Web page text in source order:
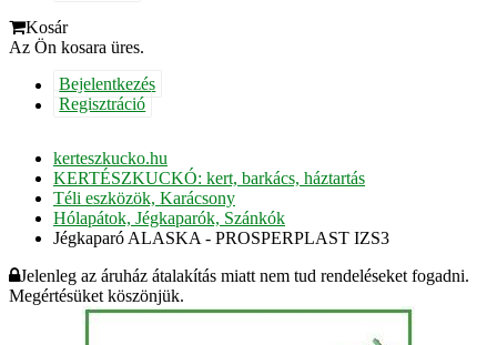
Kosár
Az Ön kosara üres.
Bejelentkezés
Regisztráció
kerteszkucko.hu
KERTÉSZKUCKÓ: kert, barkács, háztartás
Téli eszközök, Karácsony
Hólapátok, Jégkaparók, Szánkók
Jégkaparó ALASKA - PROSPERPLAST IZS3
Jelenleg az áruház átalakítás miatt nem tud rendeléseket fogadni.
Megértésüket köszönjük.